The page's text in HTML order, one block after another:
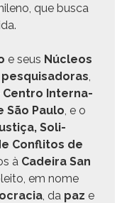
que bus­ca
e seus Núcleos
pesquisado­ras
Cen­tro Inter­na­
São Paulo , e o
Sol­i­
Con­fli­tos de
à Cadeira San
em nome
, da paz e